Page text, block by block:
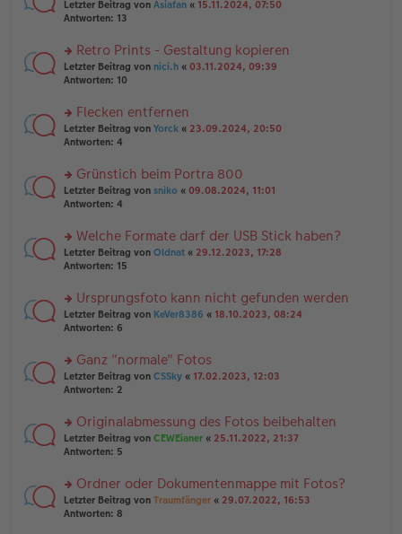
el
es
n
er
B
ei
a
g
rs
te
n
g
el
e
n
er
tr
a
g
Letzter Beitrag von Asiafan « 15.11.2024, 07:50
Antworten: 13
rs
te
n
g
el
e
n
er
tr
a
g
Retro Prints - Gestaltung kopieren
Letzter Beitrag von nici.h « 03.11.2024, 09:39
Antworten: 10
rs
te
n
g
el
e
n
er
tr
a
g
Flecken entfernen
Letzter Beitrag von Yorck « 23.09.2024, 20:50
Antworten: 4
rs
te
n
g
el
e
n
er
tr
a
g
Grünstich beim Portra 800
Letzter Beitrag von sniko « 09.08.2024, 11:01
Antworten: 4
rs
te
n
g
el
e
n
er
tr
a
g
Welche Formate darf der USB Stick haben?
Letzter Beitrag von Oldnat « 29.12.2023, 17:28
Antworten: 15
rs
te
n
g
el
e
n
er
tr
a
g
Ursprungsfoto kann nicht gefunden werden
Letzter Beitrag von KeVer8386 « 18.10.2023, 08:24
Antworten: 6
rs
te
n
g
el
e
n
er
Ganz "normale" Fotos
Letzter Beitrag von CSSky « 17.02.2023, 12:03
Antworten: 2
rs
te
n
g
el
Originalabmessung des Fotos beibehalten
Letzter Beitrag von CEWEianer « 25.11.2022, 21:37
Antworten: 5
rs
te
Ordner oder Dokumentenmappe mit Fotos?
Letzter Beitrag von Traumfänger « 29.07.2022, 16:53
Antworten: 8